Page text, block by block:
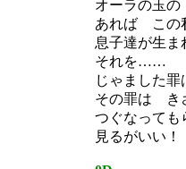
オーラの玉
あれば この
息子達が生ま
それを……
じゃました罪
その罪は き
つぐなっても
見るがいい！